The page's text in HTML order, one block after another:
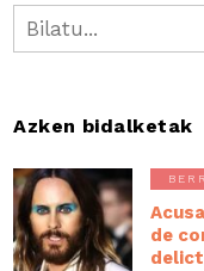
Azken bidalketak
de